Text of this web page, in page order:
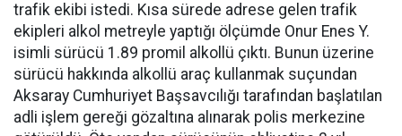
trafik ekibi istedi. Kısa sürede adrese gelen trafik
ekipleri alkol metreyle yaptığı ölçümde Onur Enes Y.
isimli sürücü 1.89 promil alkollü çıktı. Bunun üzerine
sürücü hakkında alkollü araç kullanmak suçundan
Aksaray Cumhuriyet Başsavcılığı tarafından başlatılan
adli işlem gereği gözaltına alınarak polis merkezine